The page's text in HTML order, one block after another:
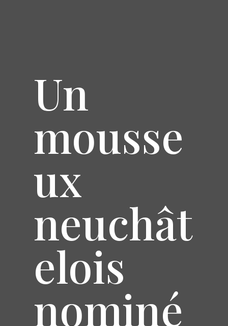
Un
mousse
ux
neuchât
elois
nominé